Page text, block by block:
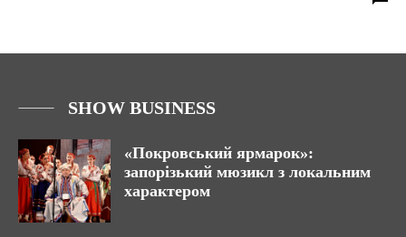
SHOW BUSINESS
«Покровський ярмарок»:
запорізький мюзикл з локальним
характером